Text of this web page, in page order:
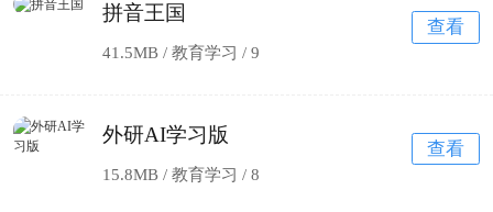
拼音王国
41.5MB / 教育学习 /9
查看
外研AI学习版
15.8MB / 教育学习 /8
查看